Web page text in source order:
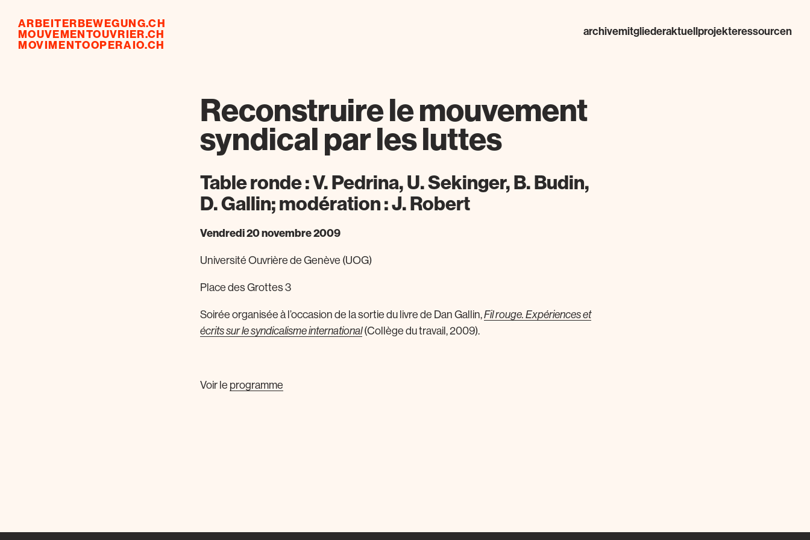
ARBEITERBEWEGUNG.CH
MOUVEMENTOUVRIER.CH
MOVIMENTOOPERAIO.CH
archivemitgliederaktuellprojekteressourcen
Reconstruire le mouvement
syndical par les luttes
Table ronde : V. Pedrina, U. Sekinger, B. Budin,
D. Gallin; modération : J. Robert
Vendredi 20 novembre 2009
Université Ouvrière de Genève (UOG)
Place des Grottes 3
Soirée organisée à l’occasion de la sortie du livre de Dan Gallin,Fil rouge. Expériences et
écrits sur le syndicalisme international(Collège du travail, 2009).
Voir le programme